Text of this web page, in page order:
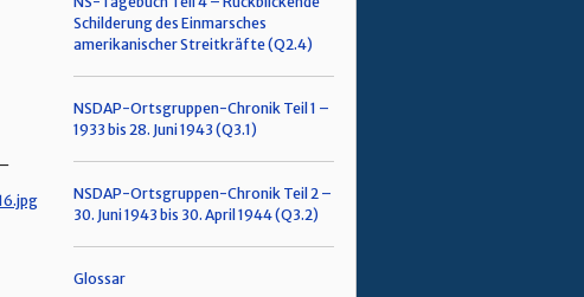
Schilderung des Einmarsches
amerikanischer Streitkräfte (Q2.4)
NSDAP-Ortsgruppen-Chronik Teil 1 –
1933 bis 28. Juni 1943 (Q3.1)
NSDAP-Ortsgruppen-Chronik Teil 2 –
30. Juni 1943 bis 30. April 1944 (Q3.2)
Glossar